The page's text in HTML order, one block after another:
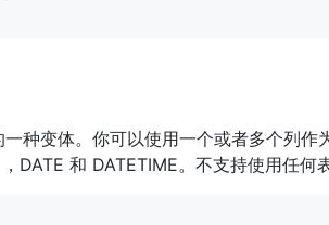
种变体。你可以使用一个或者多个列作
和 DATETIME。不支持使用任何表